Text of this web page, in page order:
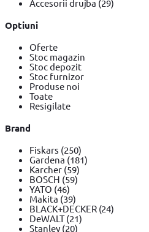
Accesorii drujba (29)
Optiuni
Oferte
Stoc magazin
Stoc depozit
Stoc furnizor
Produse noi
Toate
Resigilate
Brand
Fiskars (250)
Gardena (181)
Karcher (59)
BOSCH (59)
YATO (46)
Makita (39)
BLACK+DECKER (24)
DeWALT(21)
Stanley (20)